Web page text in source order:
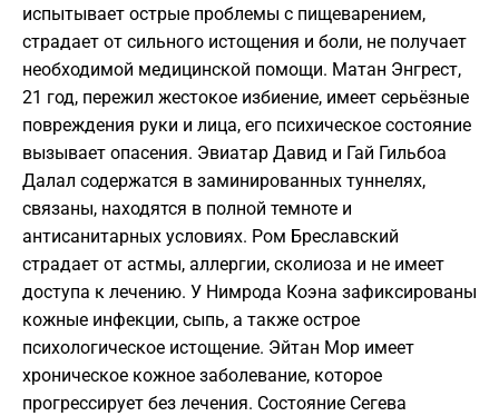
испытывает острые проблемы с пищеварением,
страдает от сильного истощения и боли, не получает
необходимой медицинской помощи. Матан Энгрест,
21 год, пережил жестокое избиение, имеет серьёзные
повреждения руки и лица, его психическое состояние
вызывает опасения. Эвиатар Давид и Гай Гильбоа
Далал содержатся в заминированных туннелях,
связаны, находятся в полной темноте и
антисанитарных условиях. Ром Бреславский
страдает от астмы, аллергии, сколиоза и не имеет
доступа к лечению. У Нимрода Коэна зафиксированы
кожные инфекции, сыпь, а также острое
психологическое истощение. Эйтан Мор имеет
хроническое кожное заболевание, которое
прогрессирует без лечения. Состояние Сегева